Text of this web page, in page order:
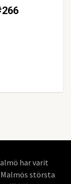
har varit
Malmös största